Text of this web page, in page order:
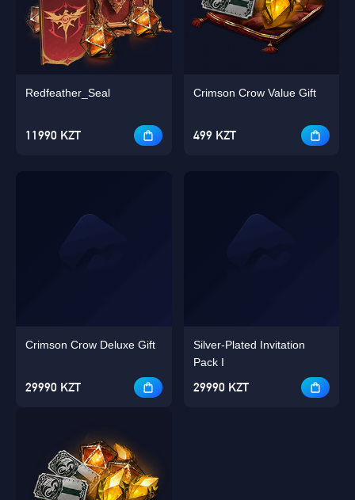
Redfeather_Seal
11990 KZT
Crimson Crow Deluxe Gift
29990 KZT
Crimson Crow Value Gift
499 KZT
Silver-Plated Invitation
Pack I
29990 KZT